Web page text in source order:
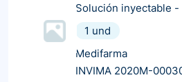
Solución inyectable -
1 und
Medifarma
INVIMA 2020M-